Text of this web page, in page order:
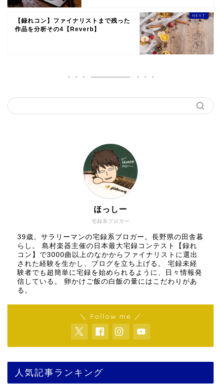
【録れコン】ファイナリストまで残った
作品を分析その4【Reverb】
宅録系ブロガー
ほっしー
39歳。サラリーマンの宅録系ブロガー。長野県の田舎暮
らし。 島村楽器主催の日本最大宅録コンテスト【録れ
コン】で3000曲以上のなかからファイナリストに選出
された経験を生かし、ブログを立ち上げる。 宅録未経
験者でも超簡単に宅録を始められるように、日々情報発
信している。 卵かけご飯の白飯の量にはこだわりがあ
る。
＼ Follow me ／
人気記事ランキング